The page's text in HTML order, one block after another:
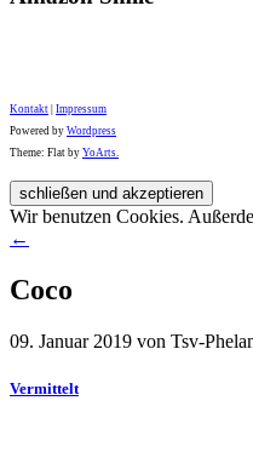
Kontakt Impressum
Powered by Wordpress
Theme: Flat by YoArts.
Wir benutzen Cookies.
←
Coco
09. Januar 2019 von Tsv-
Vermittelt